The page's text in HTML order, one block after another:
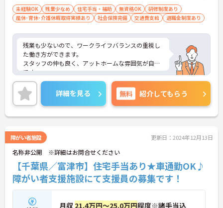
未経験OK 残業少なめ 住宅手当・補助 無資格OK
研修制度あり
産休･育休･介護休暇取得実績あり
社会保険完備 交通費支給 退職金制度あり
残業も少ないので、ワークライフバランスの重視し
た働き方ができます。
スタッフの仲も良く、アットホームな雰囲気が自慢
です。
ご興味ある方には、面接対策ポイントなど、詳細を
お話しいたしますのでお気軽にご相談ください。
詳細を見る 無料 紹介してもらう
障がい者施設 更新日：2024年12月13日
名称非公開 ※詳細はお問合せください
【千葉県／富津市】住宅手当あり★車通勤OK♪
障がい者支援施設にて支援員の募集です！
月収 21.4万円～25.0万円程度※諸手当込